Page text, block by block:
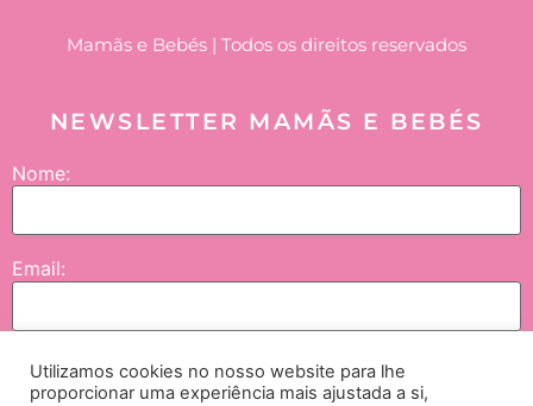
Mamãs e Bebés | Todos os direitos reservados
NEWSLETTER MAMÃS E BEBÉS
Nome:
Email:
Enviar
Utilizamos cookies no nosso website para lhe
proporcionar uma experiência mais ajustada a si,